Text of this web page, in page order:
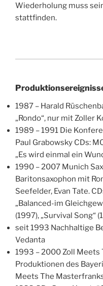
Wiederholung muss
stattfinden.
1987 – Harald
„Rondo“, nur mit Zoller
1989 – 1991 Die
Paul Grabowsky CDs:
„Es wird einmal ein
1990 – 2007 Munich
Baritonsaxophon mit
Seefelder, Evan Tate.
„Balanced-im
(1997), „Survival Song“
seit 1993 Nachhaltige
Vedanta
1993 – 2000 Zoll
Produktionen des
Meets The